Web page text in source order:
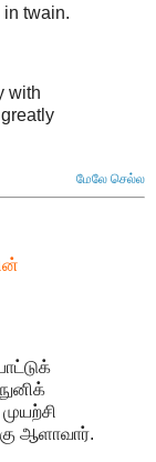
in twain.
with
மேலே செல்ல
ஆளாவார்.